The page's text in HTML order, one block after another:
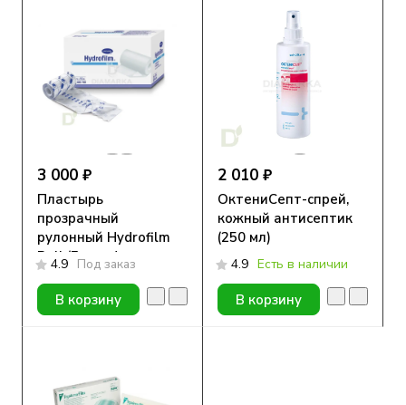
3 000 ₽
Пластырь
прозрачный
рулонный Hydrofilm
Roll (Гидрофилм
Ролл), 10см х 10м
4.9 Под заказ
В корзину
2 010 ₽
ОктениСепт-спрей,
кожный антисептик
(250 мл)
4.9 Есть в наличии
В корзину